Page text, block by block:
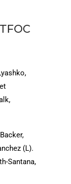
(L).
Santana,